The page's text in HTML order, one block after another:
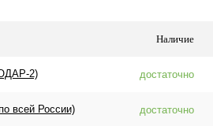
Наличие
2) достаточно
всей России) достаточно